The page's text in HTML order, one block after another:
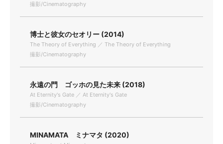
撮影/Cinematography
博士と彼女のセオリー (2014)
The Theory of Everything ／ The Theory of Everything
撮影/Cinematography
永遠の門 ゴッホの見た未来 (2018)
At Eternity's Gate ／ At Eternity's Gate
撮影/Cinematography
MINAMATA ミナマタ (2020)